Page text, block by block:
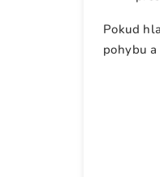
Pokud
pohybu